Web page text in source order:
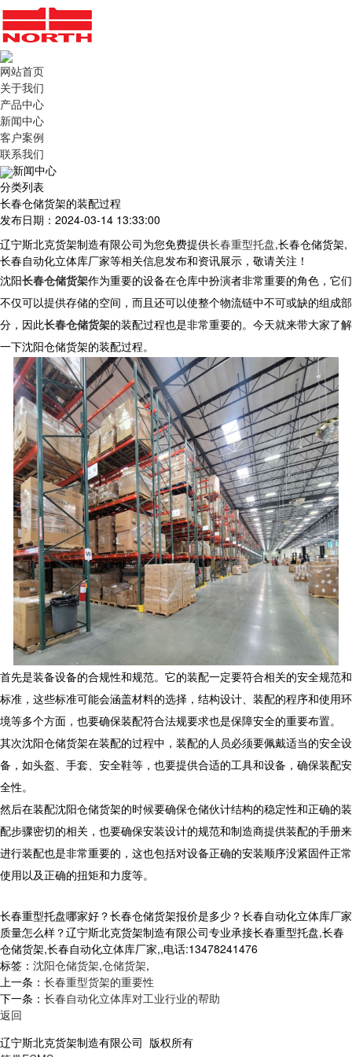
网站首页
关于我们
产品中心
新闻中心
客户案例
联系我们
新闻中心
分类列表
长春仓储货架的装配过程
发布日期：2024-03-14 13:33:00
辽宁斯北克货架制造有限公司为您免费提供长春重型托盘,长春仓储货架,
长春自动化立体库厂家等相关信息发布和资讯展示，敬请关注！
沈阳长春仓储货架作为重要的设备在仓库中扮演者非常重要的角色，它们
不仅可以提供存储的空间，而且还可以使整个物流链中不可或缺的组成部
分，因此长春仓储货架的装配过程也是非常重要的。今天就来带大家了解
一下沈阳仓储货架的装配过程。
首先是装备设备的合规性和规范。它的装配一定要符合相关的安全规范和
标准，这些标准可能会涵盖材料的选择，结构设计、装配的程序和使用环
境等多个方面，也要确保装配符合法规要求也是保障安全的重要布置。
其次沈阳仓储货架在装配的过程中，装配的人员必须要佩戴适当的安全设
备，如头盔、手套、安全鞋等，也要提供合适的工具和设备，确保装配安
全性。
然后在装配沈阳仓储货架的时候要确保仓储伙计结构的稳定性和正确的装
配步骤密切的相关，也要确保安装设计的规范和制造商提供装配的手册来
进行装配也是非常重要的，这也包括对设备正确的安装顺序没紧固件正常
使用以及正确的扭矩和力度等。
长春重型托盘哪家好？长春仓储货架报价是多少？长春自动化立体库厂家
质量怎么样？辽宁斯北克货架制造有限公司专业承接长春重型托盘,长春
仓储货架,长春自动化立体库厂家,,电话:13478241476
标签： 沈阳仓储货架,仓储货架,
上一条： 长春重型货架的重要性
下一条： 长春自动化立体库对工业行业的帮助
返回
辽宁斯北克货架制造有限公司 版权所有